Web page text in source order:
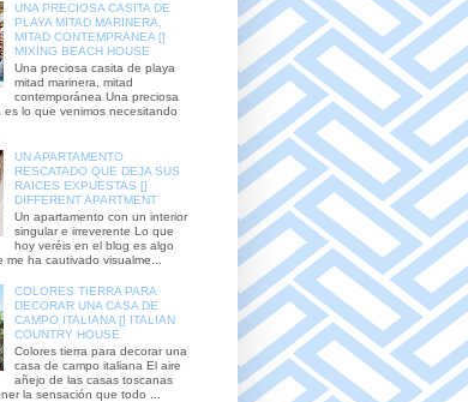
UNA PRECIOSA CASITA DE
PLAYA MITAD MARINERA,
MITAD CONTEMPRANEA []
MIXING BEACH HOUSE
Una preciosa casita de playa
mitad marinera, mitad
contemporánea Una preciosa
es lo que venimos necesitando
UN APARTAMENTO
RESCATADO QUE DEJA SUS
RAICES EXPUESTAS []
DIFFERENT APARTMENT
Un apartamento con un interior
singular e irreverente Lo que
hoy veréis en el blog es algo
ha cautivado visualme...
COLORES TIERRA PARA
DECORAR UNA CASA DE
CAMPO ITALIANA [] ITALIAN
COUNTRY HOUSE
Colores tierra para decorar una
casa de campo italiana El aire
añejo de las casas toscanas
la sensación que todo ...